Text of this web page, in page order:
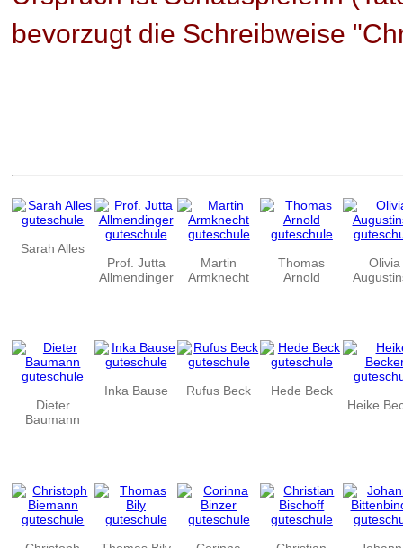
bevorzugt die Schreibweise
Sarah Alles
Prof. Jutta
Allmendinger
Martin
Armknecht
Thomas
Arnold
Olivia
Dieter
Baumann
Inka Bause Rufus Beck
Hede Beck
Heike